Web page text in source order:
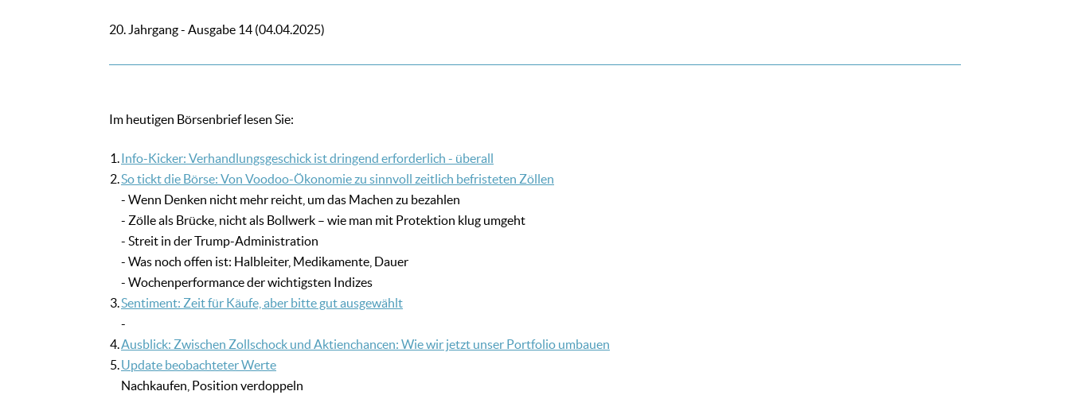
20. Jahrgang - Ausgabe 14 (04.04.2025)
Im heutigen Börsenbrief lesen Sie:
1.Info-Kicker: Verhandlungsgeschick ist dringend erforderlich - überall
2.So tickt die Börse: Von Voodoo-Ökonomie zu sinnvoll zeitlich befristeten Zöllen
- Wenn Denken nicht mehr reicht, um das Machen zu bezahlen
- Zölle als Brücke, nicht als Bollwerk – wie man mit Protektion klug umgeht
- Streit in der Trump-Administration
- Was noch offen ist: Halbleiter, Medikamente, Dauer
- Wochenperformance der wichtigsten Indizes
3.Sentiment: Zeit für Käufe, aber bitte gut ausgewählt
-
4.Ausblick: Zwischen Zollschock und Aktienchancen: Wie wir jetzt unser Portfolio umbauen
5.Update beobachteter Werte
Nachkaufen, Position verdoppeln